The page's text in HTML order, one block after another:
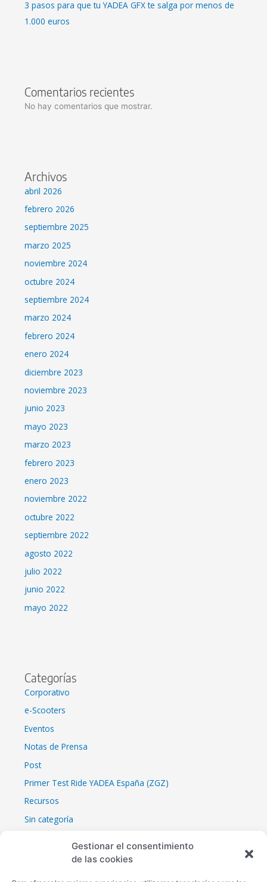
Gestionar el consentimiento
de las cookies
3 pasos para que tu YADEA GFX te salga por menos de
1.000 euros
Comentarios recientes
No hay comentarios que mostrar.
Archivos
abril 2026
febrero 2026
septiembre 2025
marzo 2025
noviembre 2024
octubre 2024
septiembre 2024
marzo 2024
febrero 2024
enero 2024
diciembre 2023
noviembre 2023
junio 2023
mayo 2023
marzo 2023
febrero 2023
enero 2023
noviembre 2022
octubre 2022
septiembre 2022
agosto 2022
julio 2022
junio 2022
mayo 2022
Categorías
Corporativo
e-Scooters
Eventos
Notas de Prensa
Post
Primer Test Ride YADEA España (ZGZ)
Recursos
Sin categoría
YADEA CES 2023